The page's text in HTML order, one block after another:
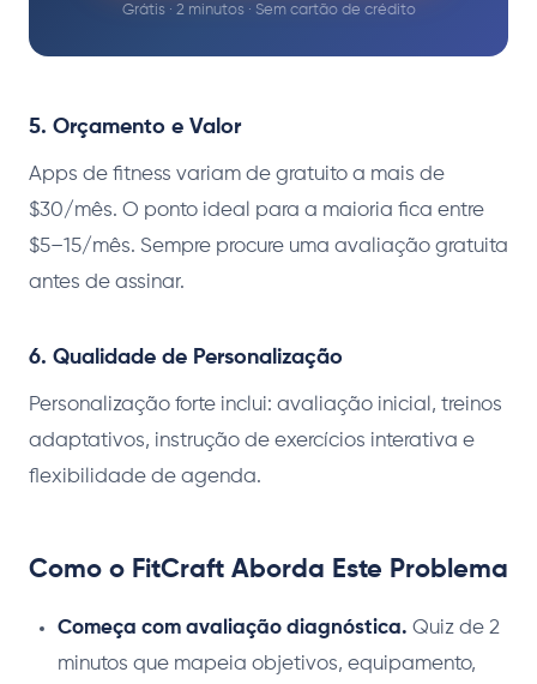
Grátis · 2 minutos · Sem cartão de crédito
5. Orçamento e Valor
Apps de fitness variam de gratuito a mais de
$30/mês. O ponto ideal para a maioria fica entre
$5–15/mês. Sempre procure uma avaliação gratuita
antes de assinar.
6. Qualidade de Personalização
Personalização forte inclui: avaliação inicial, treinos
adaptativos, instrução de exercícios interativa e
flexibilidade de agenda.
Como o FitCraft Aborda Este Problema
Começa com avaliação diagnóstica. Quiz de 2
minutos que mapeia objetivos, equipamento,